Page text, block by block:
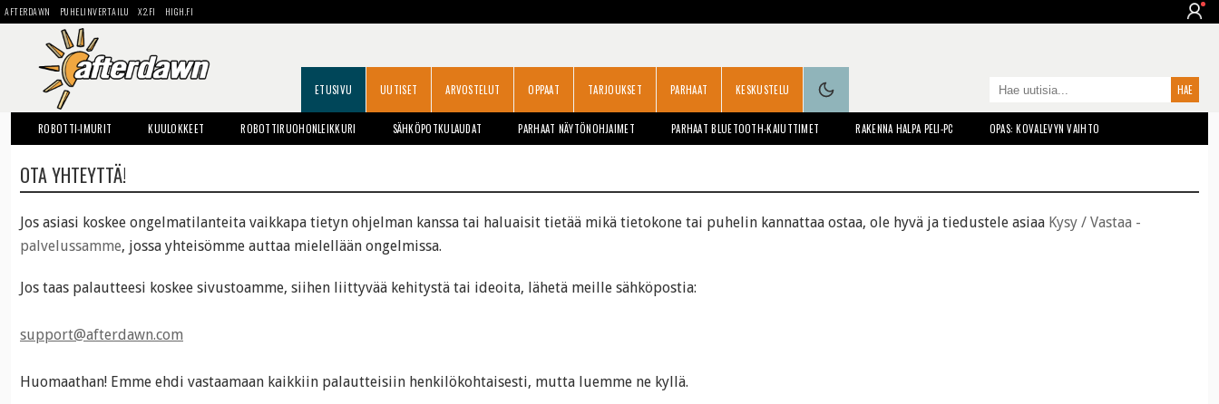
AFTERDAWN PUHELINVERTAILU X2.FI HIGH.FI
ETUSIVU UUTISET ARVOSTELUT OPPAAT TARJOUKSET PARHAAT KESKUSTELU
ROBOTTI-IMURIT KUULOKKEET ROBOTTIRUOHONLEIKKURI SÄHKÖPOTKULAUDAT PARHAAT NÄYTÖNOHJAIMET PARHAAT BLUETOOTH-KAIUTTIMET RAKENNA HALPA PELI-PC OPAS: KOVALEVYN VAIHTO
OTA YHTEYTTÄ!
Jos asiasi koskee ongelmatilanteita vaikkapa tietyn ohjelman kanssa tai haluaisit tietää mikä tietokone tai puhelin kannattaa ostaa, ole hyvä ja tiedustele asiaa Kysy / Vastaa -
palvelussamme, jossa yhteisömme auttaa mielellään ongelmissa.
Jos taas palautteesi koskee sivustoamme, siihen liittyvää kehitystä tai ideoita, lähetä meille sähköpostia:
support@afterdawn.com
Huomaathan! Emme ehdi vastaamaan kaikkiin palautteisiin henkilökohtaisesti, mutta luemme ne kyllä.